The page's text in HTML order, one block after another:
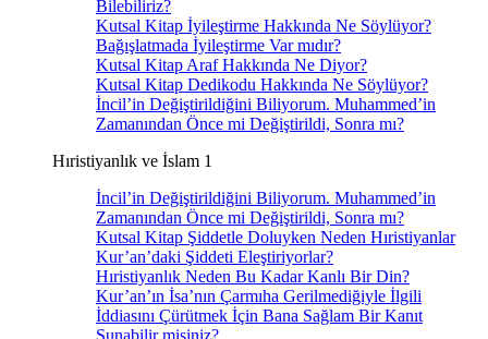
Bilebiliriz?
Kutsal Kitap İyileştirme Hakkında Ne Söylüyor?
Bağışlatmada İyileştirme Var mıdır?
Kutsal Kitap Araf Hakkında Ne Diyor?
Kutsal Kitap Dedikodu Hakkında Ne Söylüyor?
İncil’in Değiştirildiğini Biliyorum. Muhammed’in
Zamanından Önce mi Değiştirildi, Sonra mı?
Hıristiyanlık ve İslam 1
İncil’in Değiştirildiğini Biliyorum. Muhammed’in
Zamanından Önce mi Değiştirildi, Sonra mı?
Kutsal Kitap Şiddetle Doluyken Neden Hıristiyanlar
Kur’an’daki Şiddeti Eleştiriyorlar?
Hıristiyanlık Neden Bu Kadar Kanlı Bir Din?
Kur’an’ın İsa’nın Çarmıha Gerilmediğiyle İlgili
İddiasını Çürütmek İçin Bana Sağlam Bir Kanıt
Sunabilir misiniz?